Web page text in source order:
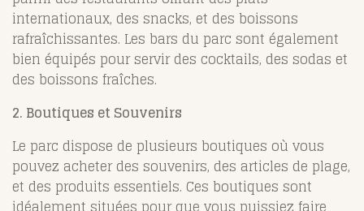
internationaux, des snacks, et des boissons
rafraîchissantes. Les bars du parc sont également
bien équipés pour servir des cocktails, des sodas et
des boissons fraîches.
2. Boutiques et Souvenirs
Le parc dispose de plusieurs boutiques où vous
pouvez acheter des souvenirs, des articles de plage,
et des produits essentiels. Ces boutiques sont